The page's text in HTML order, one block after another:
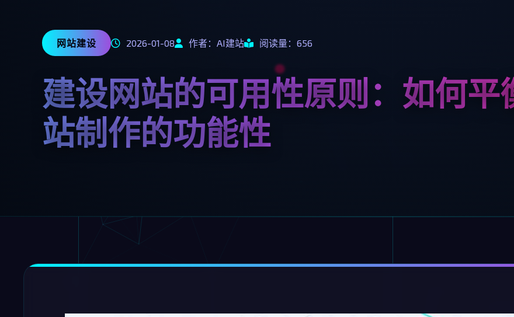
网站建设 2026-01-08 作者：AI建站 阅读量：656
建设网站的可用性原则：如何平
站制作的功能性